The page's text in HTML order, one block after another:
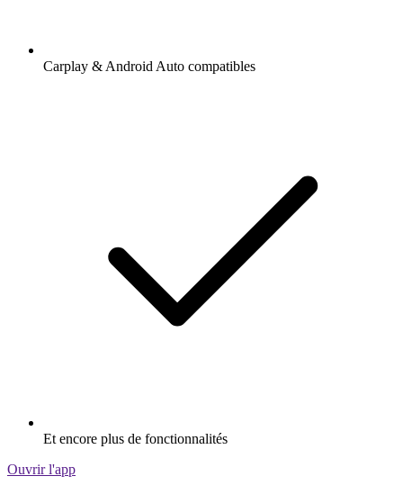
Carplay & Android Auto compatibles
Et encore plus de fonctionnalités
Ouvrir l'app